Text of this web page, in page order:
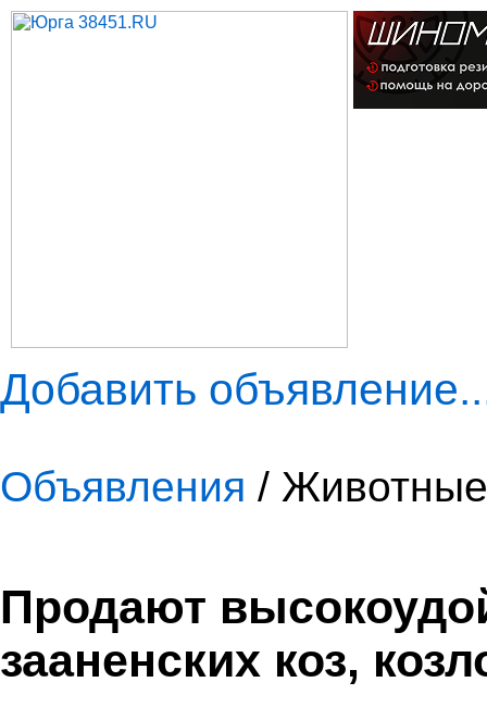
Добавить
Объявления /
Продают
зааненских коз,